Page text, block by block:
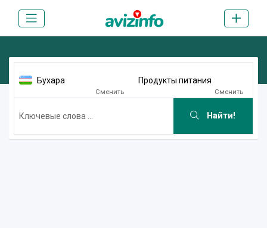
Бухара
Сменить
Продукты питания
Сменить
Найти!